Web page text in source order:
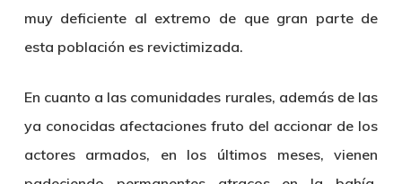
muy deficiente al extremo de que gran parte de
esta población es revictimizada.
En cuanto a las comunidades rurales, además de las
ya conocidas afectaciones fruto del accionar de los
actores armados, en los últimos meses, vienen